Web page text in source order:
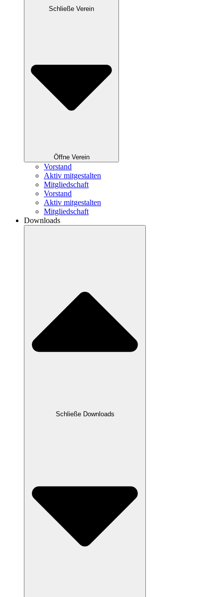
Schließe Verein
Öffne Verein
Vorstand
Aktiv mitgestalten
Mitgliedschaft
Vorstand
Aktiv mitgestalten
Mitgliedschaft
Downloads
Schließe Downloads